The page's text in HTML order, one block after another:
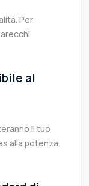
Per
al
il tuo
alla potenza